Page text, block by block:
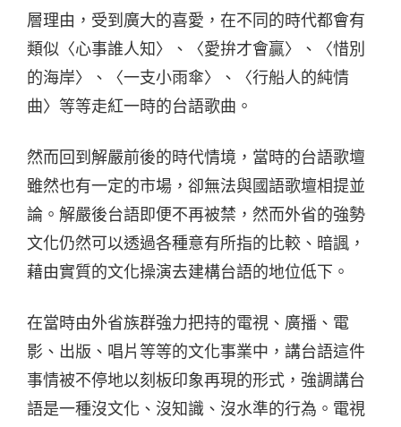
層理由，受到廣大的喜愛，在不同的時代都會有
類似〈心事誰人知〉、〈愛拚才會贏〉、〈惜別
的海岸〉、〈一支小雨傘〉、〈行船人的純情
曲〉等等走紅一時的台語歌曲。
然而回到解嚴前後的時代情境，當時的台語歌壇
雖然也有一定的市場，卻無法與國語歌壇相提並
論。解嚴後台語即便不再被禁，然而外省的強勢
文化仍然可以透過各種意有所指的比較、暗諷，
藉由實質的文化操演去建構台語的地位低下。
在當時由外省族群強力把持的電視、廣播、電
影、出版、唱片等等的文化事業中，講台語這件
事情被不停地以刻板印象再現的形式，強調講台
語是一種沒文化、沒知識、沒水準的行為。電視